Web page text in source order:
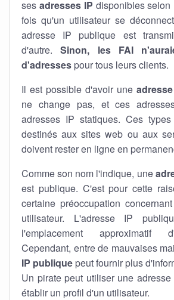
ses adresses IP disponibles
fois qu'un utilisateur se
adresse IP publique est
d'autre.Sinon, les FAI
d'adresses pour tous leurs clients.
Il est possible d'avoir une
ne change pas, et ces
adresses IP statiques. Ces
destinés aux sites web ou aux
doivent rester en ligne en
Comme son nom l'indique, une
est publique. C'est pour cette
certaine préoccupation
utilisateur. L'adresse IP
l'emplacement approximatif
Cependant, entre de mauvaises
IP publique peut fournir plus
Un pirate peut utiliser une
établir un profil d'un utilisateur.